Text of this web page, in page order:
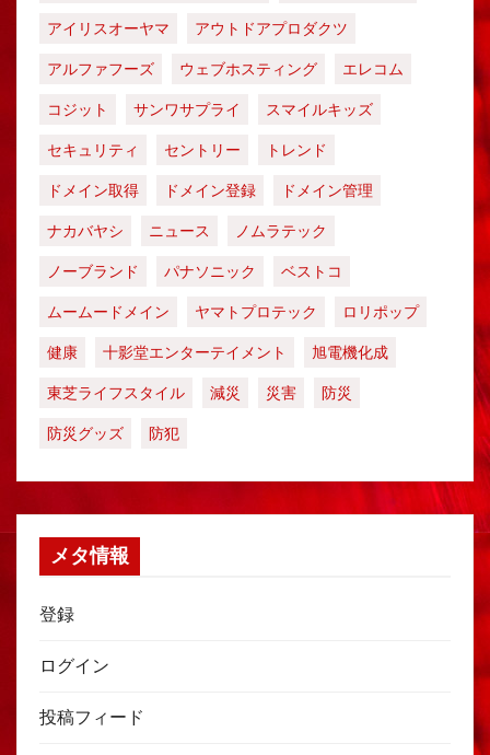
アイリスオーヤマ
アウトドアプロダクツ
アルファフーズ
ウェブホスティング
エレコム
コジット
サンワサプライ
スマイルキッズ
セキュリティ
セントリー
トレンド
ドメイン取得
ドメイン登録
ドメイン管理
ナカバヤシ
ニュース
ノムラテック
ノーブランド
パナソニック
ベストコ
ムームードメイン
ヤマトプロテック
ロリポップ
健康
十影堂エンターテイメント
旭電機化成
東芝ライフスタイル
減災 災害
防災
防災グッズ
防犯
メタ情報
登録
ログイン
投稿フィード